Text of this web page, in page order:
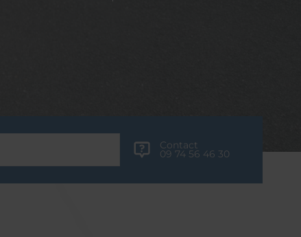
Contact
09 74 56 46 30